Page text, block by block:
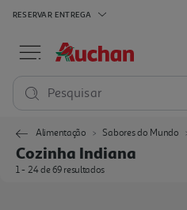
RESERVAR ENTREGA
Pesquisar
Alimentação Sabores do Mundo
Cozinha Indiana
1 - 24 de 69 resultados